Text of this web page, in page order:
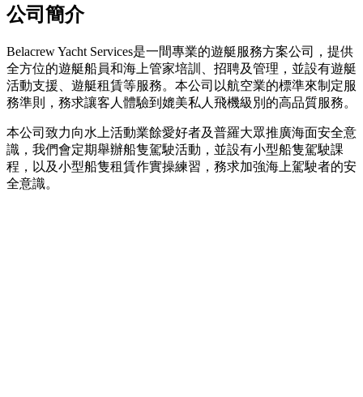
公司簡介
Belacrew Yacht Services是一間專業的遊艇服務方案公司，提供
全方位的遊艇船員和海上管家培訓、招聘及管理，並設有遊艇
活動支援、遊艇租賃等服務。本公司以航空業的標準來制定服
務準則，務求讓客人體驗到媲美私人飛機級別的高品質服務。
本公司致力向水上活動業餘愛好者及普羅大眾推廣海面安全意
識，我們會定期舉辦船隻駕駛活動，並設有小型船隻駕駛課
程，以及小型船隻租賃作實操練習，務求加強海上駕駛者的安
全意識。